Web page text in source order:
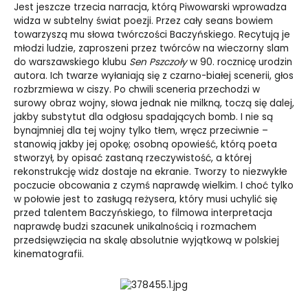
Jest jeszcze trzecia narracja, którą Piwowarski wprowadza
widza w subtelny świat poezji. Przez cały seans bowiem
towarzyszą mu słowa twórczości Baczyńskiego. Recytują je
młodzi ludzie, zaproszeni przez twórców na wieczorny slam
do warszawskiego klubu Sen Pszczoływ 90. rocznicę urodzin
autora. Ich twarze wyłaniają się z czarno-białej scenerii, głos
rozbrzmiewa w ciszy. Po chwili sceneria przechodzi w
surowy obraz wojny, słowa jednak nie milkną, toczą się dalej,
jakby substytut dla odgłosu spadających bomb. I nie są
bynajmniej dla tej wojny tylko tłem, wręcz przeciwnie –
stanowią jakby jej opokę; osobną opowieść, którą poeta
stworzył, by opisać zastaną rzeczywistość, a której
rekonstrukcję widz dostaje na ekranie. Tworzy to niezwykłe
poczucie obcowania z czymś naprawdę wielkim. I choć tylko
w połowie jest to zasługą reżysera, który musi uchylić się
przed talentem Baczyńskiego, to filmowa interpretacja
naprawdę budzi szacunek unikalnością i rozmachem
przedsięwzięcia na skalę absolutnie wyjątkową w polskiej
kinematografii.